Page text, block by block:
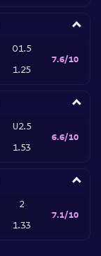
O1.5
1.25
7.6/10
U2.5
1.53
6.6/10
2
1.33
7.1/10